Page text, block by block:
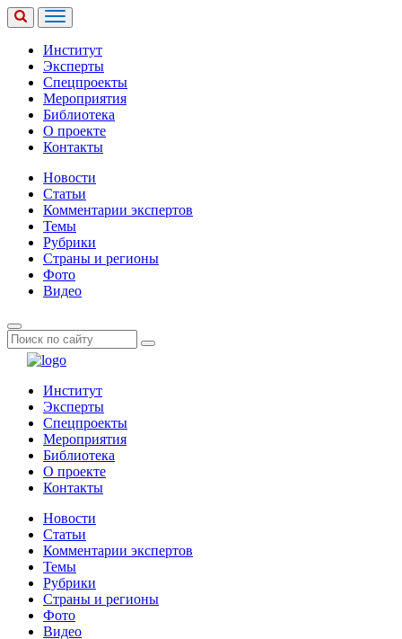
Институт
Эксперты
Спецпроекты
Мероприятия
Библиотека
О проекте
Контакты
Новости
Статьи
Комментарии экспертов
Темы
Рубрики
Страны и регионы
Фото
Видео
Институт
Эксперты
Спецпроекты
Мероприятия
Библиотека
О проекте
Контакты
Новости
Статьи
Комментарии экспертов
Темы
Рубрики
Страны и регионы
Фото
Видео